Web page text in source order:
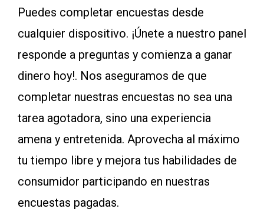
Puedes completar encuestas desde
cualquier dispositivo. ¡Únete a nuestro panel
responde a preguntas y comienza a ganar
dinero hoy!. Nos aseguramos de que
completar nuestras encuestas no sea una
tarea agotadora, sino una experiencia
amena y entretenida. Aprovecha al máximo
tu tiempo libre y mejora tus habilidades de
consumidor participando en nuestras
encuestas pagadas.